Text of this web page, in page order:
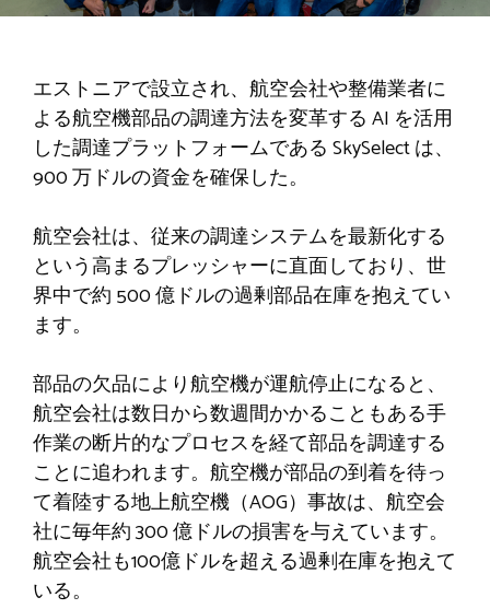
エストニアで設立され、航空会社や整備業者に
よる航空機部品の調達方法を変革する AI を活用
した調達プラットフォームである SkySelect は、
900 万ドルの資金を確保した。
航空会社は、従来の調達システムを最新化する
という高まるプレッシャーに直面しており、世
界中で約 500 億ドルの過剰部品在庫を抱えてい
ます。
部品の欠品により航空機が運航停止になると、
航空会社は数日から数週間かかることもある手
作業の断片的なプロセスを経て部品を調達する
ことに追われます。航空機が部品の到着を待っ
て着陸する地上航空機（AOG）事故は、航空会
社に毎年約 300 億ドルの損害を与えています。
航空会社も100億ドルを超える過剰在庫を抱えて
いる。